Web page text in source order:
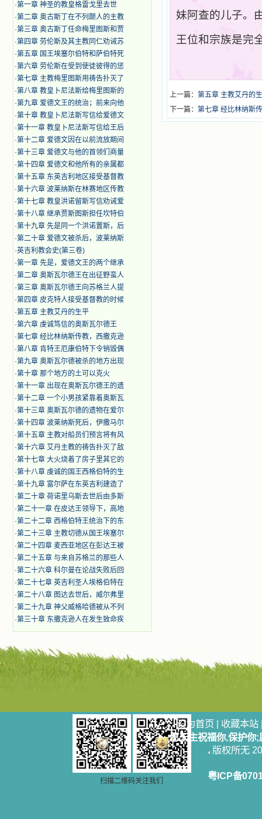
·第一章 神圣的教皇格雷戈里去世
·第二章 奥古斯丁在不列颠人的主教
·第三章 奥古斯丁任命梅里图斯和贾
·第四章 劳伦斯及其主教同仁劝诫苏
·第五章 国王埃塞尔伯特和萨伯特死
·第六章 劳伦斯在受到使徒彼得的惩
·第七章 主教梅里图斯用祷告扑灭了
·第八章 教皇卜尼法斯给梅里图斯的
·第九章 爱德文王的统治；前来向他
·第十章 教皇卜尼法斯写信给爱德文
·第十一章 教皇卜尼法斯写信给王后
·第十二章 爱德文因在以前流放期间
·第十三章 爱德文与他的首领们商量
·第十四章 爱德文和他所有的亲属都
·第十五章 东英吉利地区接受基督教
·第十六章 波莱纳斯在林赛地区传教
·第十七章 教皇洪诺留斯写信劝诫爱
·第十八章 继承贾斯图斯担任坎特伯
·第十九章 先是同一个洪诺置斯，后
·第二十章 爱德文被杀后，波莱纳斯
·英吉利教会史(第三卷)
·第一章 先是，爱德文王的两个继承
·第二章 奥斯瓦尔德王在出征野蛮人
·第三章 奥斯瓦尔德王向苏格兰人提
·第四章 皮克特人接受基督教的时候
·第五章 主教艾丹的生平
·第六章 虔诚笃信的奥斯瓦尔德王
·第七章 经比林纳斯传教，西撒克逊
·第八章 肯特王厄康伯特下令销毁偶
·第九章 奥斯瓦尔德被杀的地方出现
·第十章 那个地方的土可以克火
·第十一章 出现在奥斯瓦尔德王的遗
·第十二章 一个小男孩紧靠着奥斯瓦
·第十三章 奥斯瓦尔德的遗物在爱尔
·第十四章 波莱纳斯死后，伊撒马尔
·第十五章 主教对船员们预言将有风
·第十六章 艾丹主教的祷告扑灭了敌
·第十七章 大火烧着了房子里其它的
·第十八章 虔诚的国王西格伯特的生
·第十九章 富尔萨在东英吉利建造了
·第二十章 荷诺里乌斯去世后由多斯
·第二十一章 在皮达王领导下，高地
·第二十二章 西格伯特王统治下的东
·第二十三章 主教切德从国王埃塞尔
·第二十四章 麦西亚地区在彭达王被
·第二十五章 与来自苏格兰的那些人
·第二十六章 科尔曼在论战失败后回
·第二十七章 英吉利圣人埃格伯特在
·第二十八章 图达去世后，威尔弗里
·第二十九章 神父威格哈德被从不列
·第三十章 东撒克逊人在发生致命疾
妹阿查的儿子。
王位和宗族是完
上一篇： 第五章 主教艾丹的
下一篇： 第七章 经比林纳斯
扫描二维码关注我们
设为首页 | 收藏本站
愿天主祝福你,保护你
版权所无
粤ICP备